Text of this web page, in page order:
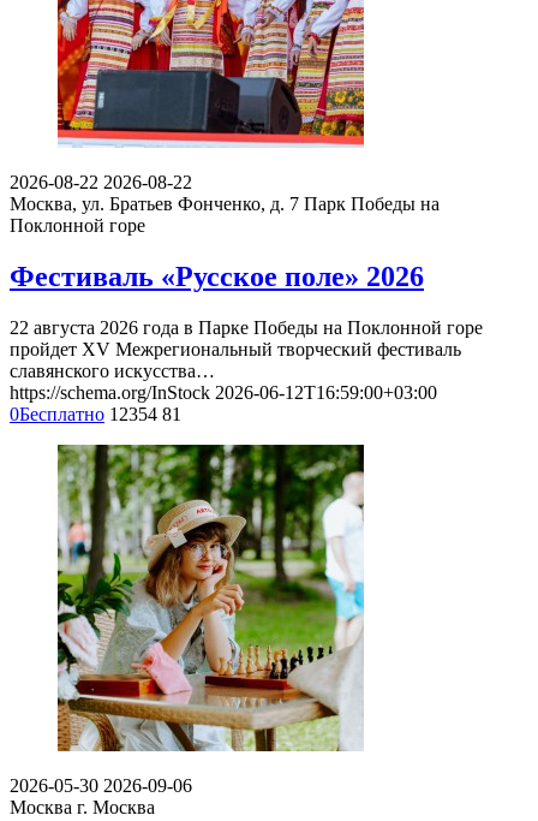
2026-08-22 2026-08-22
Москва, ул. Братьев Фонченко, д. 7 Парк Победы на
Поклонной горе
Фестиваль «Русское поле» 2026
22 августа 2026 года в Парке Победы на Поклонной горе
пройдет XV Межрегиональный творческий фестиваль
славянского искусства…
https://schema.org/InStock 2026-06-12T16:59:00+03:00
0Бесплатно 12354 81
2026-05-30 2026-09-06
Москва г. Москва